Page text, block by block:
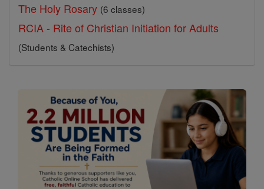
The Holy Rosary (6 classes)
RCIA - Rite of Christian Initiation for Adults
(Students & Catechists)